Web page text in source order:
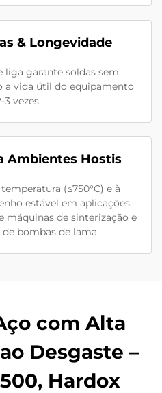
& Longevidade
liga garante soldas sem
a vida útil do equipamento
3 vezes.
Ambientes Hostis
(≤750°C) e à
estável em aplicações
máquinas de sinterização e
bombas de lama.
com Alta
Desgaste –
Hardox